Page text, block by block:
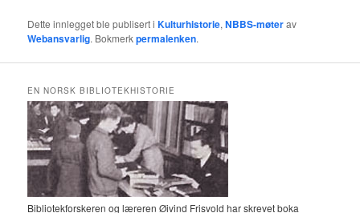
Dette innlegget ble publisert iKulturhistorie,NBBS-møterav
Webansvarlig. Bokmerkpermalenken.
EN NORSK BIBLIOTEKHISTORIE
Bibliotekforskeren og læreren Øivind Frisvold har skrevet boka